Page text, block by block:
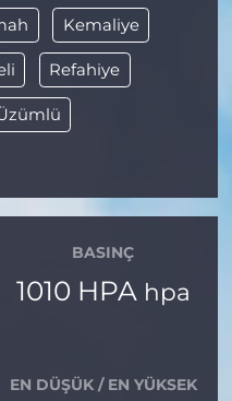
Kemaliye
Refahiye
BASINÇ
1010 HPA hpa
EN DÜŞÜK / EN YÜKSEK